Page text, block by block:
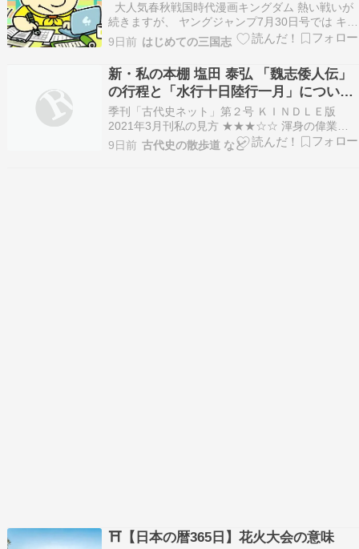
大人気春秋戦国時代漫画キングダム 熱い戦いが
続きますが、 ヤングジャンプ7月30日号では キン
グダムは休載です。 と言う事で今回は、いよい
よ秒読みか？ 李牧最後の日について ... Copyright
© 2026 はじめての三国志 All Rights Reserved…
9日前 はじめての三国志
新・私の本棚 塩田 泰弘 「魏志倭人伝」
の行程と「水行十日陸行一月」について
１０／１１ 2026
季刊「古代史ネット」第２号 ＫＩＮＤＬＥ版
2021年3月刊私の見方 ★★★☆☆ 渾身の偉業、
前途遼遠 2025/01/20 更新 2025/04/08, 06/04
2026/07/29＊加筆再掲の弁 最近、Amazon.com
9日前 古代史の散歩道 など
⛩【日本の暦365日】花火大会の意味